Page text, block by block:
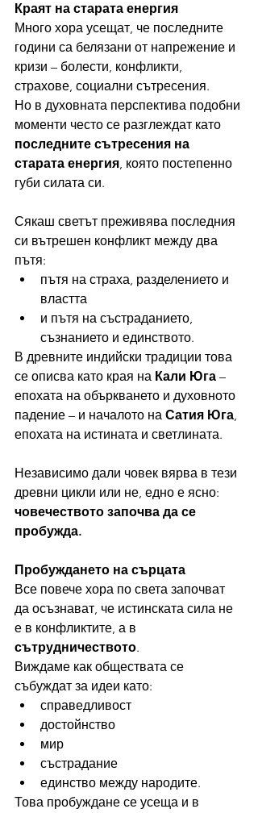
Краят на старата енергия
Много хора усещат, че последните
години са белязани от напрежение и
кризи – болести, конфликти,
страхове, социални сътресения.
Но в духовната перспектива подобни
моменти често се разглеждат като
последните сътресения на
старата енергия, която постепенно
губи силата си.
Сякаш светът преживява последния
си вътрешен конфликт между два
пътя:
пътя на страха, разделението и
властта
и пътя на състраданието,
съзнанието и единството.
В древните индийски традиции това
се описва като края на Кали Юга –
епохата на объркването и духовното
падение – и началото на Сатия Юга,
епохата на истината и светлината.
Независимо дали човек вярва в тези
древни цикли или не, едно е ясно:
човечеството започва да се
пробужда.
Пробуждането на сърцата
Все повече хора по света започват
да осъзнават, че истинската сила не
е в конфликтите, а в
сътрудничеството.
Виждаме как обществата се
събуждат за идеи като:
справедливост
достойнство
мир
състрадание
единство между народите.
Това пробуждане се усеща и в